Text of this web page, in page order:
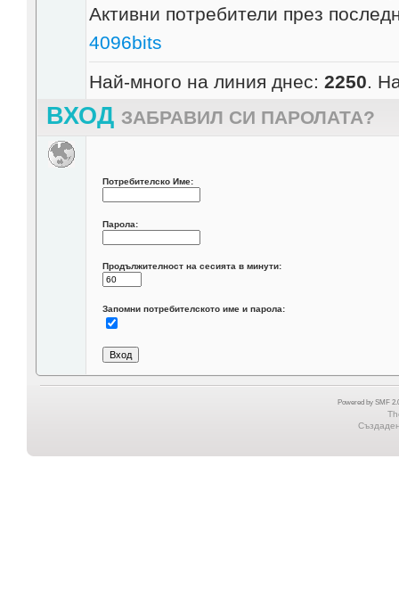
Активни потребители през
4096bits
Най-много на линия днес:2250.
ВХОД ЗАБРАВИЛ СИ ПАРОЛАТА?
Потребителско Име:
Парола:
Продължителност на сесията в минути:
Запомни потребителското име и парола:
Powered by SMF